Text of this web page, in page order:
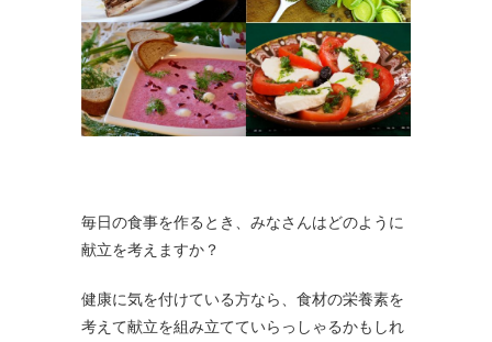
毎日の食事を作るとき、みなさんはどのように
献立を考えますか？
健康に気を付けている方なら、食材の栄養素を
考えて献立を組み立てていらっしゃるかもしれ